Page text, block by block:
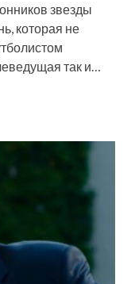
звезды
которая не
так и…